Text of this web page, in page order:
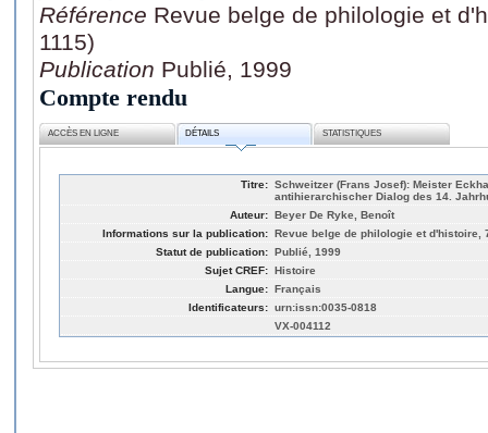
Référence Revue belge de philologie et
1115)
Publication Publié, 1999
Compte rendu
ACCÈS EN LIGNE DÉTAILS STATISTIQUES
Titre: Schweitzer (Frans Josef): Meister
antihierarchischer Dialog des 14.
Auteur: Beyer De Ryke, Benoît
Informations sur la publication: Revue belge de philologie et d'histoire,
Statut de publication: Publié, 1999
Sujet CREF: Histoire
Langue: Français
Identificateurs: urn:issn:0035-0818
VX-004112